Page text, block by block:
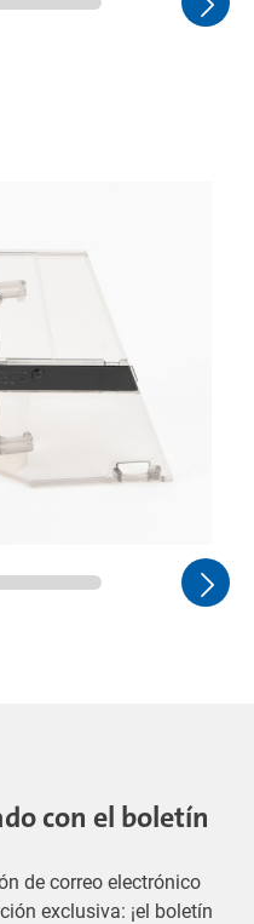
con el boletín
de correo electrónico
exclusiva: ¡el boletín